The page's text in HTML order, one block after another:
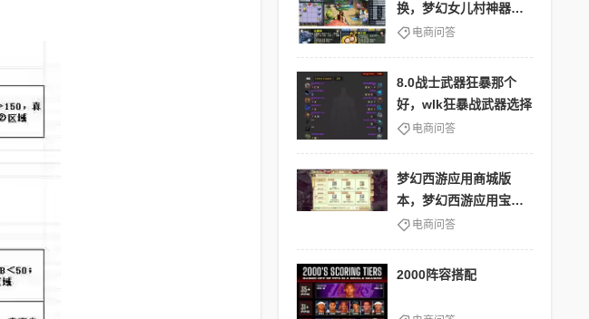
换，梦幻女儿村神器属
性 电商问答
8.0战士武器狂暴那个
好，wlk狂暴战武器选择
电商问答
梦幻西游应用商城版
本，梦幻西游应用宝版
本怎么样
电商问答
2000阵容搭配